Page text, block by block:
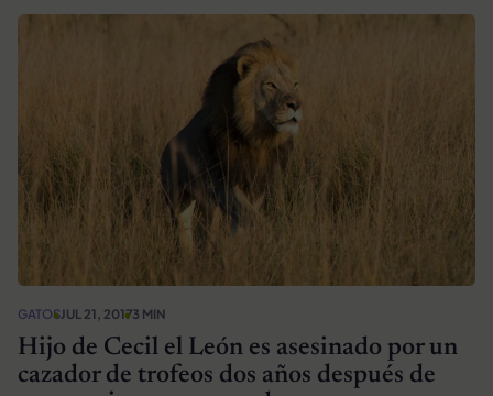
GATOSJUL 21, 20173 MIN
Hijo de Cecil el León es asesinado por un
cazador de trofeos dos años después de